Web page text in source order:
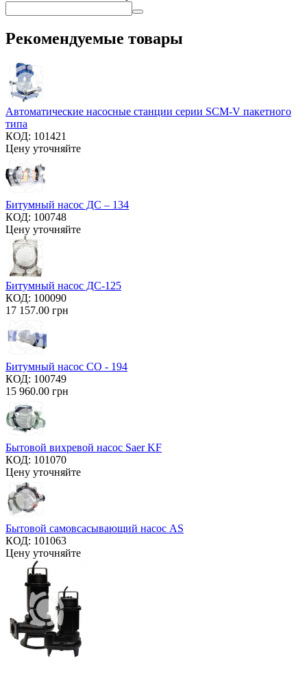
Рекомендуемые товары
Автоматические насосные станции серии SCM-V пакетного
типа
КОД: 101421
Цену уточняйте
Битумный насос ДС – 134
КОД: 100748
Цену уточняйте
Битумный насос ДС-125
КОД: 100090
17 157.00 грн
Битумный насос СО - 194
КОД: 100749
15 960.00 грн
Бытовой вихревой насос Saer KF
КОД: 101070
Цену уточняйте
Бытовой самовсасывающий насос AS
КОД: 101063
Цену уточняйте